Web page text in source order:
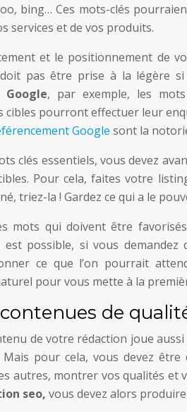
bing… Ces mots-clés
services et de vos produits.
et le positionnement de
pas être prise à la légère
, par exemple, les
cibles pourront effectuer leur
Google sont la
clés essentiels, vous devez
Pour cela, faites votre
triez-la ! Gardez ce qui a le
mots qui doivent être
est possible, si vous
ce que l’on pourrait
pour vous mette à la
de
de votre rédaction joue
pour cela, vous devez
autres, montrer vos qualités et
seo, vous devez alors